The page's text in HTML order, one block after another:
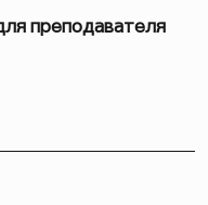
преподавателя